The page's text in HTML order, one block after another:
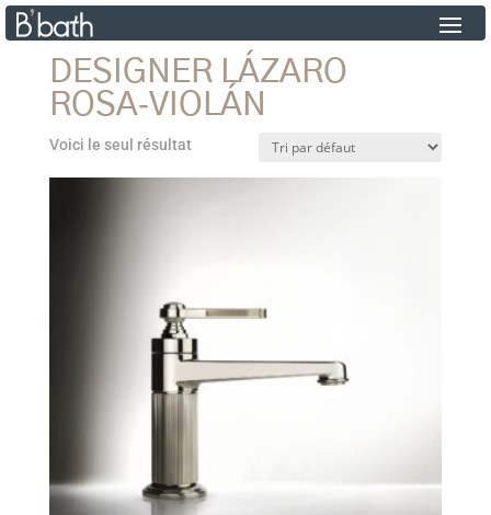
DESIGNER LÁZARO
ROSA‐VIOLÁN
Voici le seul résultat